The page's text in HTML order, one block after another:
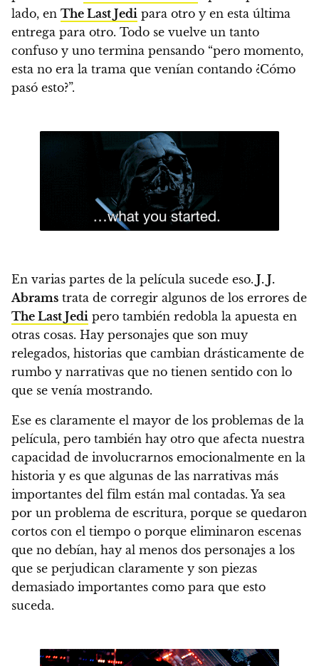
lado, en The Last Jedi para otro y en esta última
entrega para otro. Todo se vuelve un tanto
confuso y uno termina pensando “pero momento,
esta no era la trama que venían contando ¿Cómo
pasó esto?”.
En varias partes de la película sucede eso. J. J.
Abrams trata de corregir algunos de los errores de
The Last Jedi pero también redobla la apuesta en
otras cosas. Hay personajes que son muy
relegados, historias que cambian drásticamente de
rumbo y narrativas que no tienen sentido con lo
que se venía mostrando.
Ese es claramente el mayor de los problemas de la
película, pero también hay otro que afecta nuestra
capacidad de involucrarnos emocionalmente en la
historia y es que algunas de las narrativas más
importantes del film están mal contadas. Ya sea
por un problema de escritura, porque se quedaron
cortos con el tiempo o porque eliminaron escenas
que no debían, hay al menos dos personajes a los
que se perjudican claramente y son piezas
demasiado importantes como para que esto
suceda.